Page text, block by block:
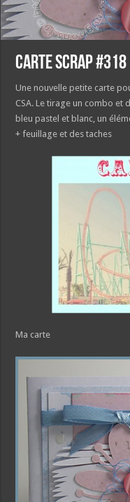
Carte Scrap #318
Une nouvelle petite carte
CSA. Le tirage un combo et
bleu pastel et blanc, un
+ feuillage et des taches
Ma carte